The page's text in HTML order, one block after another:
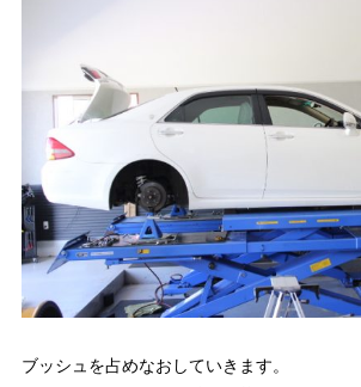
ブッシュを占めなおしていきます。